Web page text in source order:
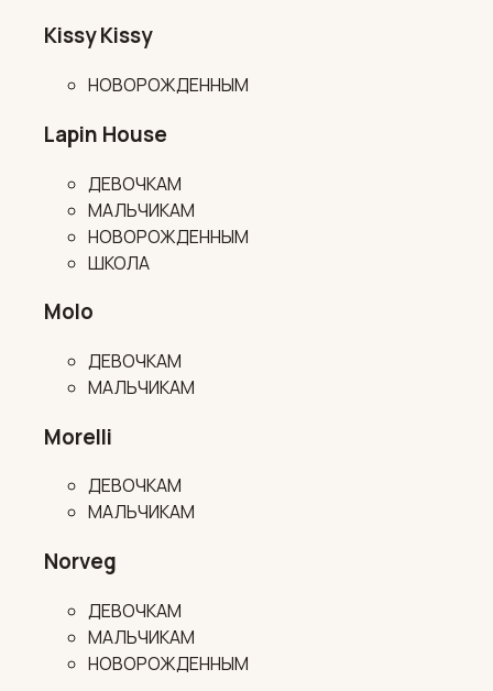
Kissy Kissy
НОВОРОЖДЕННЫМ
Lapin House
ДЕВОЧКАМ
МАЛЬЧИКАМ
НОВОРОЖДЕННЫМ
ШКОЛА
Molo
ДЕВОЧКАМ
МАЛЬЧИКАМ
Morelli
ДЕВОЧКАМ
МАЛЬЧИКАМ
Norveg
ДЕВОЧКАМ
МАЛЬЧИКАМ
НОВОРОЖДЕННЫМ